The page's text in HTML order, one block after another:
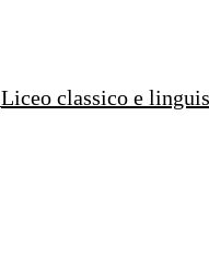
Liceo classico e